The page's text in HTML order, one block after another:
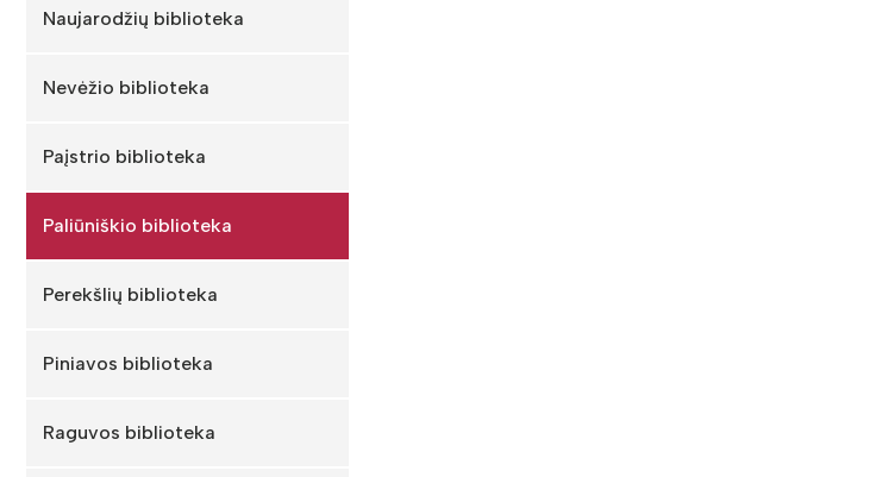
Naujarodžių biblioteka
Nevėžio biblioteka
Paįstrio biblioteka
Paliūniškio biblioteka
Perekšlių biblioteka
Piniavos biblioteka
Raguvos biblioteka